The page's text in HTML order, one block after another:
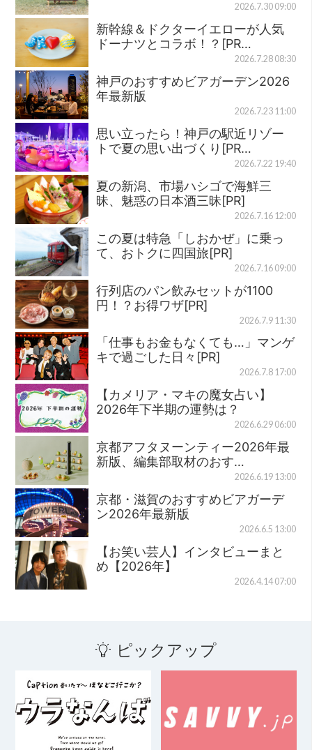
2026.7.30 09:00
新幹線＆ドクターイエローが人気
ドーナツとコラボ！？[PR…
2026.7.28 08:30
神戸のおすすめビアガーデン2026
年最新版
2026.7.23 11:00
思い立ったら！神戸の駅近リゾー
トで夏の思い出づくり[PR…
2026.7.22 19:40
夏の新潟、市場ハシゴで海鮮三
昧、魅惑の日本酒三昧[PR]
2026.7.16 12:00
この夏は特急「しおかぜ」に乗っ
て、おトクに四国旅[PR]
2026.7.16 09:00
行列店のパン飲みセットが1100
円！？お得ワザ[PR]
2026.7.9 11:30
「仕事もお金もなくても…」マンゲ
キで過ごした日々[PR]
2026.7.8 17:00
【カメリア・マキの魔女占い】
2026年下半期の運勢は？
2026.6.29 06:00
京都アフタヌーンティー2026年最
新版、編集部取材のおす…
2026.6.19 13:00
京都・滋賀のおすすめビアガーデ
ン2026年最新版
2026.6.5 13:00
【お笑い芸人】インタビューまと
め【2026年】
2026.4.14 07:00
ピックアップ